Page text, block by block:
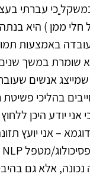
במשקלכי עברתי
ממן ) היא
באמצעות
שומרת במשך
שמייצג אנשים
אני יודע היכן
– אני יועץ
אלא גם בהיבט